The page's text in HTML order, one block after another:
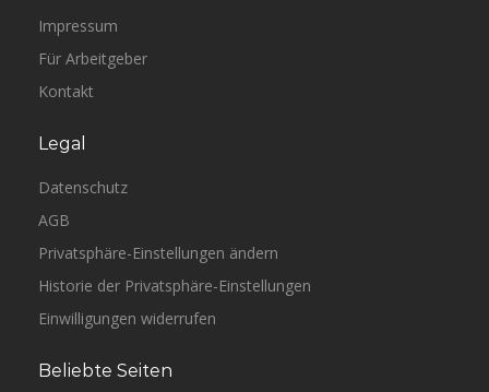
Impressum
Für Arbeitgeber
Kontakt
Legal
Datenschutz
AGB
Privatsphäre-Einstellungen ändern
Historie der Privatsphäre-Einstellungen
Einwilligungen widerrufen
Beliebte Seiten